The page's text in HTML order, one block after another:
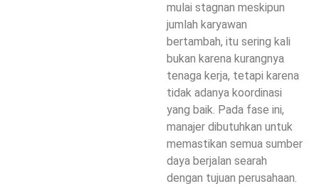
mulai stagnan meskipun
jumlah karyawan
bertambah, itu sering kali
bukan karena kurangnya
tenaga kerja, tetapi karena
tidak adanya koordinasi
yang baik. Pada fase ini,
manajer dibutuhkan untuk
memastikan semua sumber
daya berjalan searah
dengan tujuan perusahaan.